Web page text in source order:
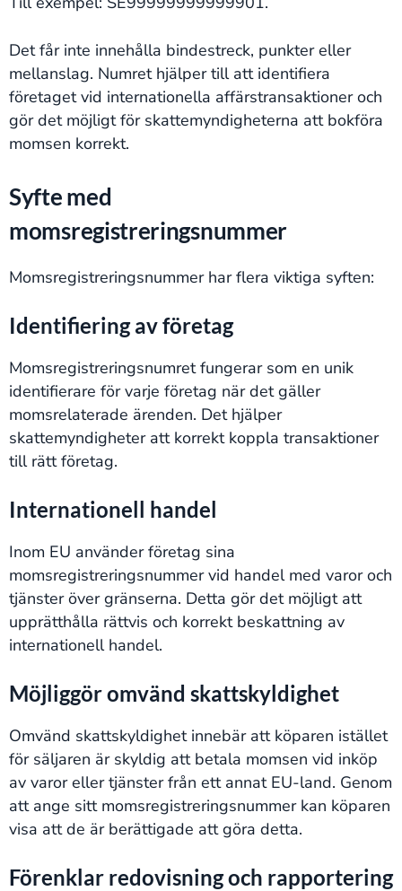
Det får inte innehålla bindestreck, punkter eller
mellanslag. Numret hjälper till att identifiera
företaget vid internationella affärstransaktioner och
gör det möjligt för skattemyndigheterna att bokföra
momsen korrekt.
Syfte med
momsregistreringsnummer
Momsregistreringsnummer har flera viktiga syften:
Identifiering av företag
Momsregistreringsnumret fungerar som en unik
identifierare för varje företag när det gäller
momsrelaterade ärenden. Det hjälper
skattemyndigheter att korrekt koppla transaktioner
till rätt företag.
Internationell handel
Inom EU använder företag sina
momsregistreringsnummer vid handel med varor och
tjänster över gränserna. Detta gör det möjligt att
upprätthålla rättvis och korrekt beskattning av
internationell handel.
Möjliggör omvänd skattskyldighet
Omvänd skattskyldighet innebär att köparen istället
för säljaren är skyldig att betala momsen vid inköp
av varor eller tjänster från ett annat EU-land. Genom
att ange sitt momsregistreringsnummer kan köparen
visa att de är berättigade att göra detta.
Förenklar redovisning och rapportering